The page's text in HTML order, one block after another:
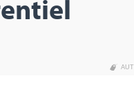
Inscription